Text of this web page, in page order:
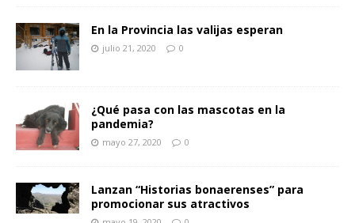
En la Provincia las valijas esperan
julio 21, 2020 0
¿Qué pasa con las mascotas en la
pandemia?
mayo 27, 2020 0
Lanzan “Historias bonaerenses” para
promocionar sus atractivos